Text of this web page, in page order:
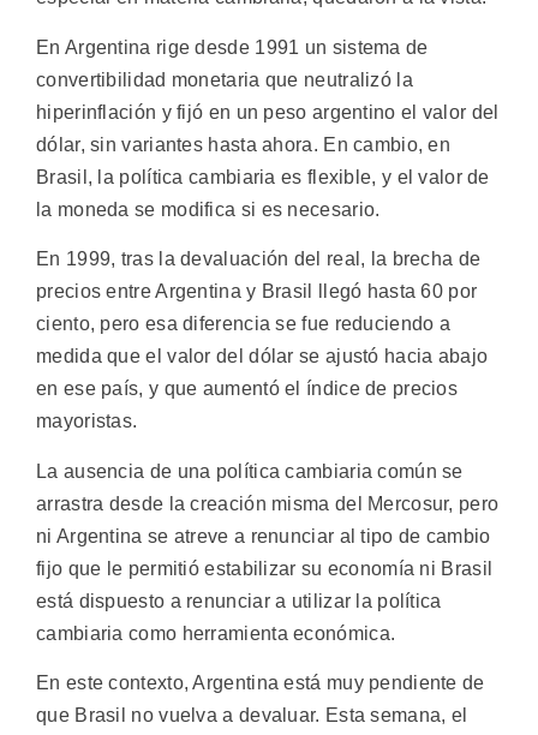
En Argentina rige desde 1991 un sistema de
convertibilidad monetaria que neutralizó la
hiperinflación y fijó en un peso argentino el valor del
dólar, sin variantes hasta ahora. En cambio, en
Brasil, la política cambiaria es flexible, y el valor de
la moneda se modifica si es necesario.
En 1999, tras la devaluación del real, la brecha de
precios entre Argentina y Brasil llegó hasta 60 por
ciento, pero esa diferencia se fue reduciendo a
medida que el valor del dólar se ajustó hacia abajo
en ese país, y que aumentó el índice de precios
mayoristas.
La ausencia de una política cambiaria común se
arrastra desde la creación misma del Mercosur, pero
ni Argentina se atreve a renunciar al tipo de cambio
fijo que le permitió estabilizar su economía ni Brasil
está dispuesto a renunciar a utilizar la política
cambiaria como herramienta económica.
En este contexto, Argentina está muy pendiente de
que Brasil no vuelva a devaluar. Esta semana, el